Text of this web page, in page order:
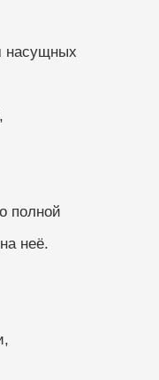
насущных
полной
неё.